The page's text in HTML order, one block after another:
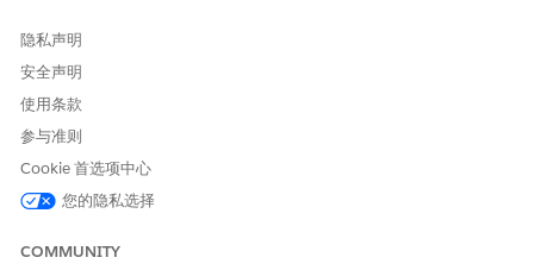
隐私声明
安全声明
使用条款
参与准则
Cookie 首选项中心
您的隐私选择
COMMUNITY